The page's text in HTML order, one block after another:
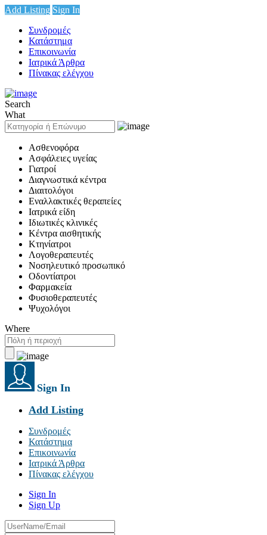
Add Listing Sign In
Συνδρομές
Κατάστημα
Επικοινωνία
Ιατρικά Άρθρα
Πίνακας ελέγχου
Search
What
Ασθενοφόρα
Ασφάλειες υγείας
Γιατροί
Διαγνωστικά κέντρα
Διαιτολόγοι
Εναλλακτικές θεραπείες
Ιατρικά είδη
Ιδιωτικές κλινικές
Κέντρα αισθητικής
Κτηνίατροι
Λογοθεραπευτές
Νοσηλευτικό προσωπικό
Οδοντίατροι
Φαρμακεία
Φυσιοθεραπευτές
Ψυχολόγοι
Where
Sign In
Add Listing
Συνδρομές
Κατάστημα
Επικοινωνία
Ιατρικά Άρθρα
Πίνακας ελέγχου
Sign In
Sign Up